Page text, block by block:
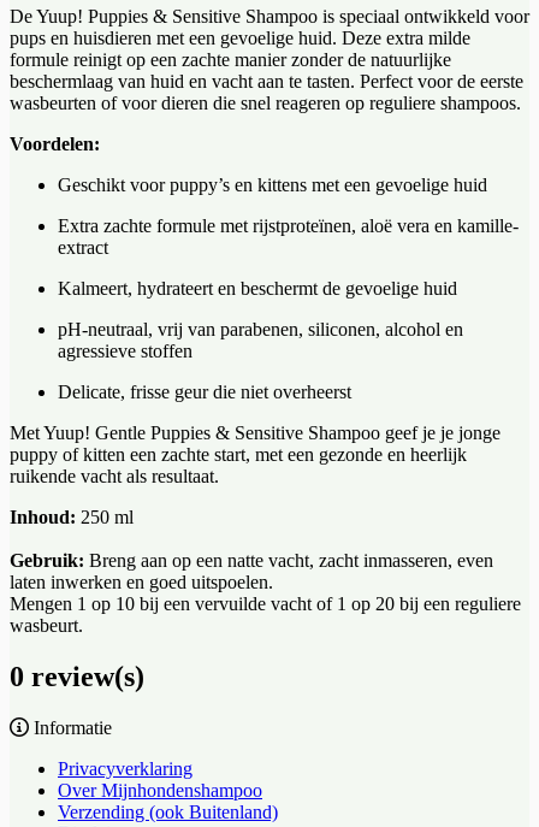
De Yuup! Puppies & Sensitive Shampoo is speciaal ontwikkeld voor
pups en huisdieren met een gevoelige huid. Deze extra milde
formule reinigt op een zachte manier zonder de natuurlijke
beschermlaag van huid en vacht aan te tasten. Perfect voor de eerste
wasbeurten of voor dieren die snel reageren op reguliere shampoos.
Voordelen:
Geschikt voor puppy’s en kittens met een gevoelige huid
Extra zachte formule met rijstproteïnen, aloë vera en kamille-
extract
Kalmeert, hydrateert en beschermt de gevoelige huid
pH-neutraal, vrij van parabenen, siliconen, alcohol en
agressieve stoffen
Delicate, frisse geur die niet overheerst
Met Yuup! Gentle Puppies & Sensitive Shampoo geef je je jonge
puppy of kitten een zachte start, met een gezonde en heerlijk
ruikende vacht als resultaat.
Inhoud: 250 ml
Gebruik: Breng aan op een natte vacht, zacht inmasseren, even
laten inwerken en goed uitspoelen.
Mengen 1 op 10 bij een vervuilde vacht of 1 op 20 bij een reguliere
wasbeurt.
0 review(s)
Informatie
Privacyverklaring
Over Mijnhondenshampoo
Verzending (ook Buitenland)